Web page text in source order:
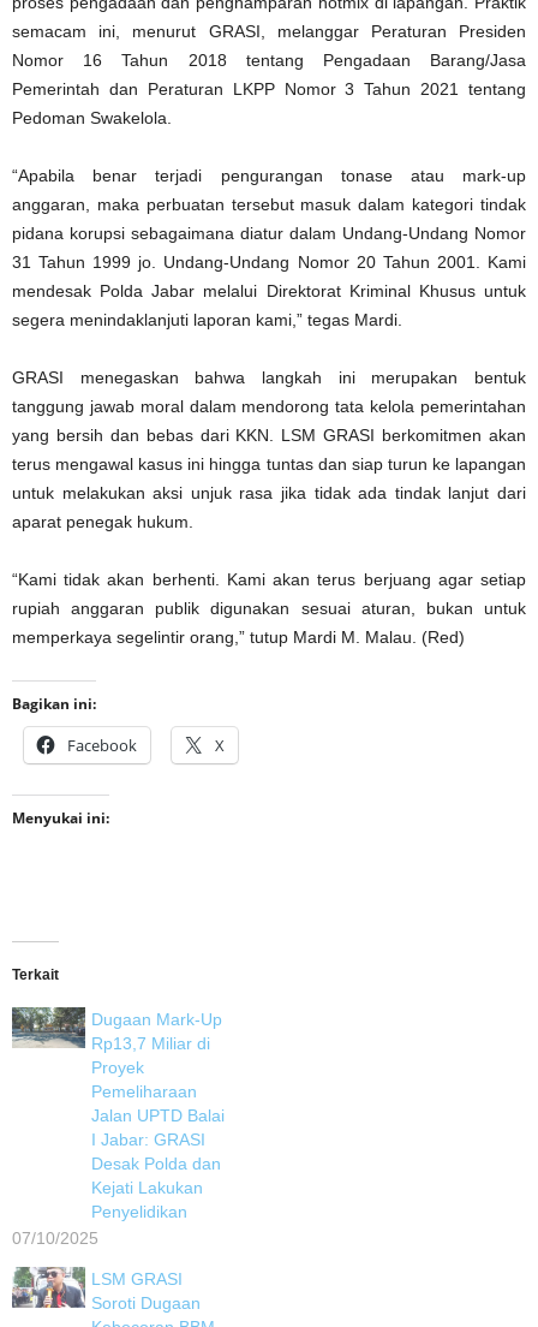
semacam ini, menurut GRASI, melanggar Peraturan Presiden
Nomor 16 Tahun 2018 tentang Pengadaan Barang/Jasa
Pemerintah dan Peraturan LKPP Nomor 3 Tahun 2021 tentang
Pedoman Swakelola.
“Apabila benar terjadi pengurangan tonase atau mark-up
anggaran, maka perbuatan tersebut masuk dalam kategori tindak
pidana korupsi sebagaimana diatur dalam Undang-Undang Nomor
31 Tahun 1999 jo. Undang-Undang Nomor 20 Tahun 2001. Kami
mendesak Polda Jabar melalui Direktorat Kriminal Khusus untuk
segera menindaklanjuti laporan kami,” tegas Mardi.
GRASI menegaskan bahwa langkah ini merupakan bentuk
tanggung jawab moral dalam mendorong tata kelola pemerintahan
yang bersih dan bebas dari KKN. LSM GRASI berkomitmen akan
terus mengawal kasus ini hingga tuntas dan siap turun ke lapangan
untuk melakukan aksi unjuk rasa jika tidak ada tindak lanjut dari
aparat penegak hukum.
“Kami tidak akan berhenti. Kami akan terus berjuang agar setiap
rupiah anggaran publik digunakan sesuai aturan, bukan untuk
memperkaya segelintir orang,” tutup Mardi M. Malau. (Red)
Bagikan ini:
Facebook X
Menyukai ini:
Terkait
Dugaan Mark-Up
Rp13,7 Miliar di
Proyek
Pemeliharaan
Jalan UPTD Balai
I Jabar: GRASI
Desak Polda dan
Kejati Lakukan
Penyelidikan
07/10/2025
LSM GRASI
Soroti Dugaan